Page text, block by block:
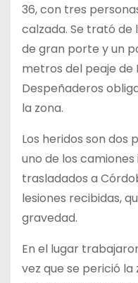
36, con tres
calzada. Se trató de
de gran porte y un
metros del peaje de
Despeñaderos
la zona.
Los heridos son dos
uno de los
trasladados a
lesiones recibidas,
gravedad.
En el lugar
vez que se perició